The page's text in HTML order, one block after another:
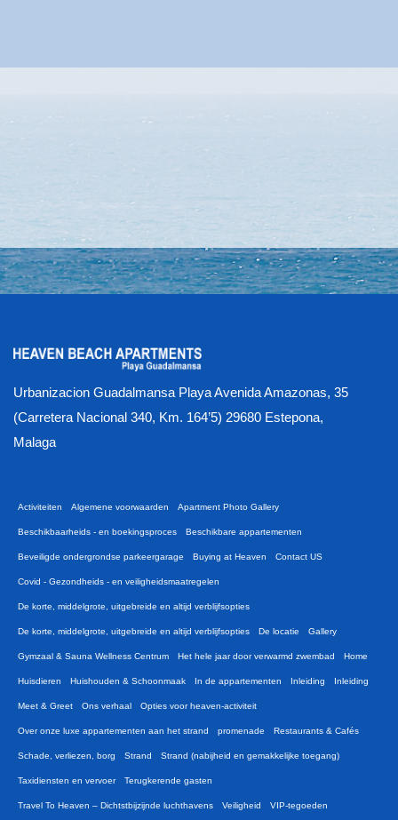
Urbanizacion Guadalmansa Playa Avenida Amazonas, 35
(Carretera Nacional 340, Km. 164’5) 29680 Estepona,
Malaga
Activiteiten Algemene voorwaarden Apartment Photo Gallery
Beschikbaarheids - en boekingsproces Beschikbare appartementen
Beveiligde ondergrondse parkeergarage Buying at Heaven Contact US
Covid - Gezondheids - en veiligheidsmaatregelen
De korte, middelgrote, uitgebreide en altijd verblijfsopties
De korte, middelgrote, uitgebreide en altijd verblijfsopties De locatie Gallery
Gymzaal & Sauna Wellness Centrum Het hele jaar door verwarmd zwembad Home
Huisdieren Huishouden & Schoonmaak In de appartementen Inleiding Inleiding
Meet & Greet Ons verhaal Opties voor heaven-activiteit
Over onze luxe appartementen aan het strand promenade Restaurants & Cafés
Schade, verliezen, borg Strand Strand (nabijheid en gemakkelijke toegang)
Taxidiensten en vervoer Terugkerende gasten
Travel To Heaven – Dichtstbijzijnde luchthavens Veiligheid VIP-tegoeden